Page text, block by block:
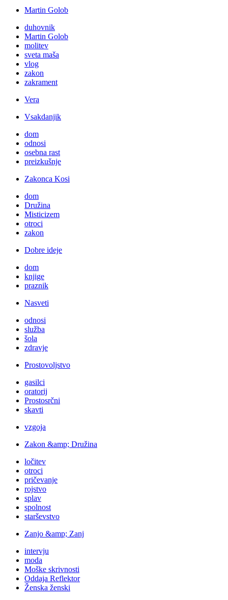
Martin Golob
duhovnik
Martin Golob
molitev
sveta maša
vlog
zakon
zakrament
Vera
Vsakdanjik
dom
odnosi
osebna rast
preizkušnje
Zakonca Kosi
dom
Družina
Misticizem
otroci
zakon
Dobre ideje
dom
knjige
praznik
Nasveti
odnosi
služba
šola
zdravje
Prostovoljstvo
gasilci
oratorij
Prostosrčni
skavti
vzgoja
Zakon &amp; Družina
ločitev
otroci
pričevanje
rojstvo
splav
spolnost
starševstvo
Zanjo &amp; Zanj
intervju
moda
Moške skrivnosti
Oddaja Reflektor
Ženska ženski